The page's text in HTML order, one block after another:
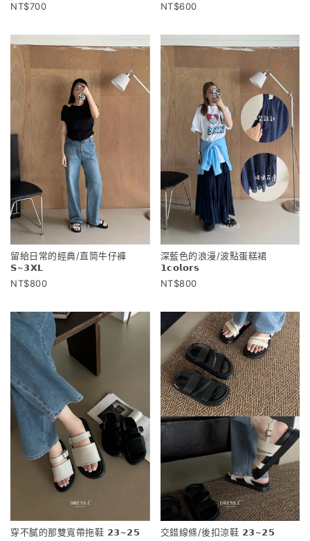
700
600
留給日常的經典/直筒牛仔褲
𝗦~𝟯𝗫𝗟
800
深藍色的浪漫/波點蛋糕裙
𝟭𝗰𝗼𝗹𝗼𝗿𝘀
800
穿不膩的那雙寬帶拖鞋 𝟮𝟯~𝟮𝟱
交錯線條/後扣涼鞋 𝟮𝟯~𝟮𝟱